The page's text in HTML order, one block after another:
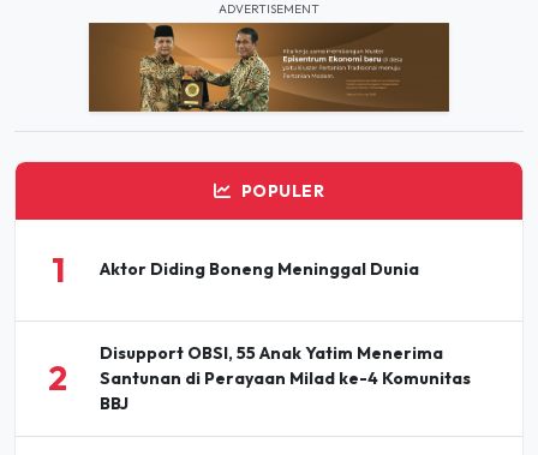
ADVERTISEMENT
POPULER
1 Aktor Diding Boneng Meninggal Dunia
2
Disupport OBSI, 55 Anak Yatim Menerima
Santunan di Perayaan Milad ke-4 Komunitas
BBJ